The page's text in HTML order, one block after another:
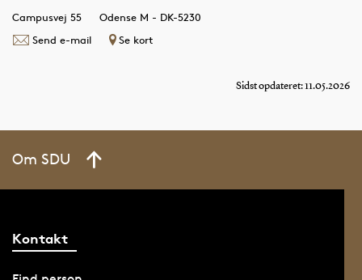
Campusvej 55
Odense M - DK-5230
Send e-mail
Se kort
Sidst opdateret: 11.05.2026
Om SDU
Kontakt